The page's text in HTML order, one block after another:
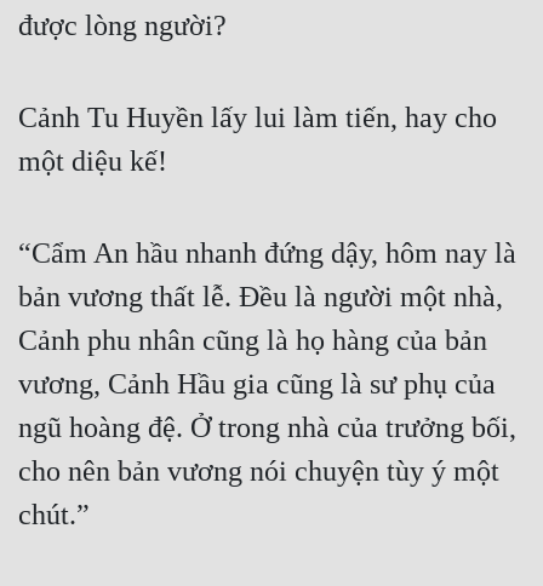
Quan Trường
Sảng Văn
Sắc
Trinh Thám
Triều Đấu
Trùng Sinh
được lòng người?
Cảnh Tu Huyền lấy lui làm tiến, hay cho
một diệu kế!
“Cẩm An hầu nhanh đứng dậy, hôm nay là
bản vương thất lễ. Đều là người một nhà,
Cảnh phu nhân cũng là họ hàng của bản
vương, Cảnh Hầu gia cũng là sư phụ của
ngũ hoàng đệ. Ở trong nhà của trưởng bối,
cho nên bản vương nói chuyện tùy ý một
chút.”